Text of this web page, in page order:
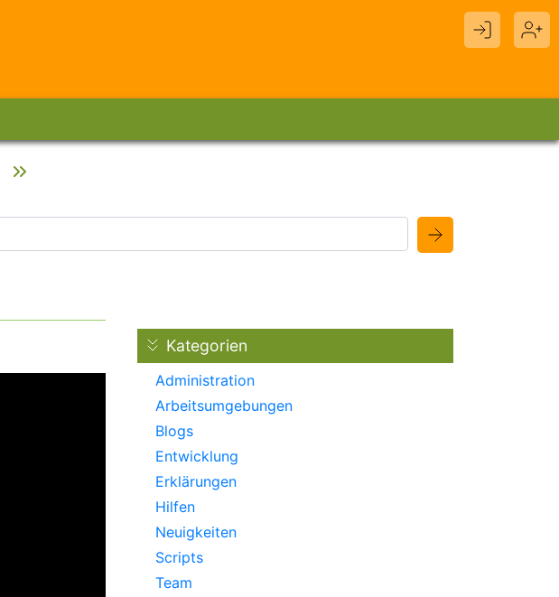
Kategorien
Administration
Arbeitsumgebungen
Blogs
Entwicklung
Erklärungen
Hilfen
Neuigkeiten
Scripts
Team